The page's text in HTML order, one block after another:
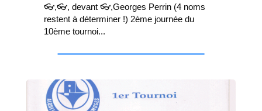
👓,👓, devant 👓,Georges Perrin (4 noms
restent à déterminer !) 2ème journée du
10ème tournoi...